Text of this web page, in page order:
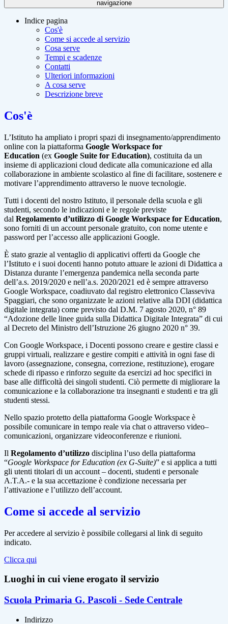
navigazione
Indice pagina
Cos'è
Come si accede al servizio
Cosa serve
Tempi e scadenze
Contatti
Ulteriori informazioni
A cosa serve
Descrizione breve
Cos'è
L’Istituto ha ampliato i propri spazi di insegnamento/apprendimento
online con la piattaforma Google Workspace for
Education (ex Google Suite for Education), costituita da un
insieme di applicazioni cloud dedicate alla comunicazione ed alla
collaborazione in ambiente scolastico al fine di facilitare, sostenere e
motivare l’apprendimento attraverso le nuove tecnologie.
Tutti i docenti del nostro Istituto, il personale della scuola e gli
studenti, secondo le indicazioni e le regole previste
dal Regolamento d’utilizzo di Google Workspace for Education,
sono forniti di un account personale gratuito, con nome utente e
password per l’accesso alle applicazioni Google.
È stato grazie al ventaglio di applicativi offerti da Google che
l’Istituto e i suoi docenti hanno potuto attuare le azioni di Didattica a
Distanza durante l’emergenza pandemica nella seconda parte
dell’a.s. 2019/2020 e nell’a.s. 2020/2021 ed è sempre attraverso
Google Workspace, coadiuvato dal registro elettronico Classeviva
Spaggiari, che sono organizzate le azioni relative alla DDI (didattica
digitale integrata) come previsto dal D.M. 7 agosto 2020, n° 89
“Adozione delle linee guida sulla Didattica Digitale Integrata” di cui
al Decreto del Ministro dell’Istruzione 26 giugno 2020 n° 39.
Con Google Workspace, i Docenti possono creare e gestire classi e
gruppi virtuali, realizzare e gestire compiti e attività in ogni fase di
lavoro (assegnazione, consegna, correzione, restituzione), erogare
schede di ripasso e rinforzo seguite da esercizi ad hoc specifici in
base alle difficoltà dei singoli studenti. Ciò permette di migliorare la
comunicazione e la collaborazione tra insegnanti e studenti e tra gli
studenti stessi.
Nello spazio protetto della piattaforma Google Workspace è
possibile comunicare in tempo reale via chat o attraverso video–
comunicazioni, organizzare videoconferenze e riunioni.
Il Regolamento d’utilizzo disciplina l’uso della piattaforma
“Google Workspace for Education (ex G-Suite)” e si applica a tutti
gli utenti titolari di un account – docenti, studenti e personale
A.T.A.- e la sua accettazione è condizione necessaria per
l’attivazione e l’utilizzo dell’account.
Come si accede al servizio
Per accedere al servizio è possibile collegarsi al link di seguito
indicato.
Clicca qui
Luoghi in cui viene erogato il servizio
Scuola Primaria G. Pascoli - Sede Centrale
Indirizzo